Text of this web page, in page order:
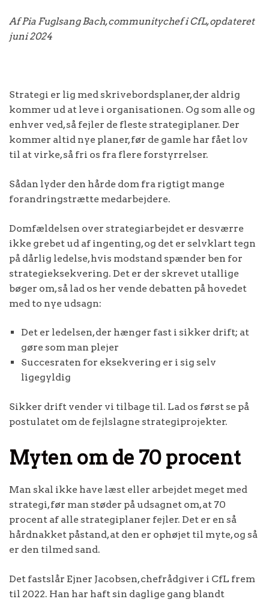
Af Pia Fuglsang Bach, communitychef i CfL, opdateret
juni 2024
Strategi er lig med skrivebordsplaner, der aldrig
kommer ud at leve i organisationen. Og som alle og
enhver ved, så fejler de fleste strategiplaner. Der
kommer altid nye planer, før de gamle har fået lov
til at virke, så fri os fra flere forstyrrelser.
Sådan lyder den hårde dom fra rigtigt mange
forandringstrætte medarbejdere.
Domfældelsen over strategiarbejdet er desværre
ikke grebet ud af ingenting, og det er selvklart tegn
på dårlig ledelse, hvis modstand spænder ben for
strategieksekvering. Det er der skrevet utallige
bøger om, så lad os her vende debatten på hovedet
med to nye udsagn:
Det er ledelsen, der hænger fast i sikker drift; at
gøre som man plejer
Succesraten for eksekvering er i sig selv
ligegyldig
Sikker drift vender vi tilbage til. Lad os først se på
postulatet om de fejlslagne strategiprojekter.
Myten om de 70 procent
Man skal ikke have læst eller arbejdet meget med
strategi, før man støder på udsagnet om, at 70
procent af alle strategiplaner fejler. Det er en så
hårdnakket påstand, at den er ophøjet til myte, og så
er den tilmed sand.
Det fastslår Ejner Jacobsen, chefrådgiver i CfL frem
til 2022. Han har haft sin daglige gang blandt